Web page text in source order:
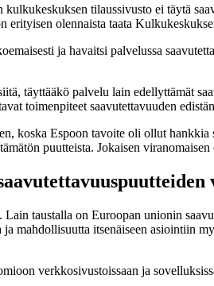
tilaussivusto ei täytä
olennaista taata
ja havaitsi palvelussa
täyttääkö palvelu lain edellyttämät
toimenpiteet saavutettavuuden
koska Espoon tavoite oli ollut
puutteista. Jokaisen
taustalla on Euroopan unionin
mahdollisuutta itsenäiseen asiointiin
verkkosivustoissaan ja